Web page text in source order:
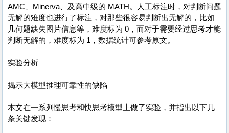
AMC、Minerva、及高中级的 MATH。人工标注时，对判断问题
无解的难度也进行了标注，对那些很容易判断出无解的，比如
几何题缺失图片信息等，难度标为 0，而对于需要经过思考才能
判断无解的，难度标为 1，数据统计可参考原文。
实验分析
揭示大模型推理可靠性的缺陷
本文在一系列慢思考和快思考模型上做了实验，并指出以下几
条关键发现：